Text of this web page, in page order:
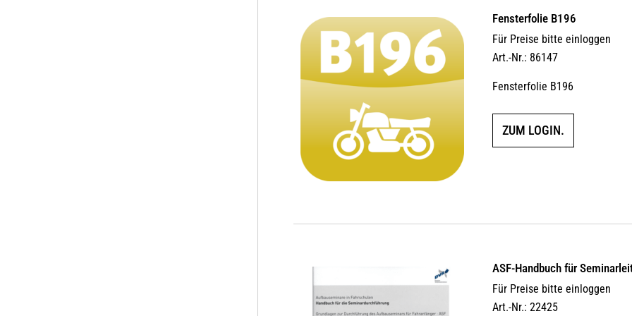
Fensterfolie B196
Für Preise bitte einloggen
Art.-Nr.: 86147
Fensterfolie B196
ZUM LOGIN.
ASF-Handbuch für
Für Preise bitte einloggen
Art.-Nr.: 22425